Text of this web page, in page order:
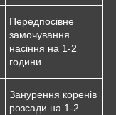
Передпосівне
замочування
насіння на 1-2
години.
Занурення коренів
розсади на 1-2